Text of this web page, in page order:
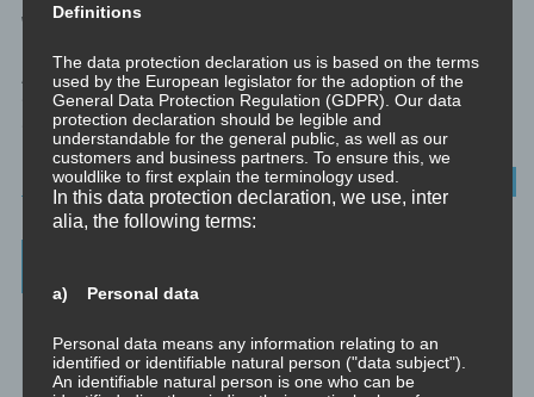
WAHRNEHMUNG IST PROJEKTION
Alle Wahrnehmung ist nur Projektion Projektion Das Wort
‘Projektion’ kommt von lateinisch proicio, was ‘hinwerfen’ und
‘vorwerfen’ bedeutet. Auch...
Supervision:
☞ www.christoph.solutions
Definitions
The data protection declaration us is based on the terms
used by the European legislator for the adoption of the
General Data Protection Regulation (GDPR). Our data
protection declaration should be legible and
understandable for the general public, as well as our
customers and business partners. To ensure this, we
wouldlike to first explain the terminology used.
In this data protection declaration, we use, inter
alia, the following terms:
a) Personal data
Personal data means any information relating to an
identified or identifiable natural person ("data subject").
An identifiable natural person is one who can be